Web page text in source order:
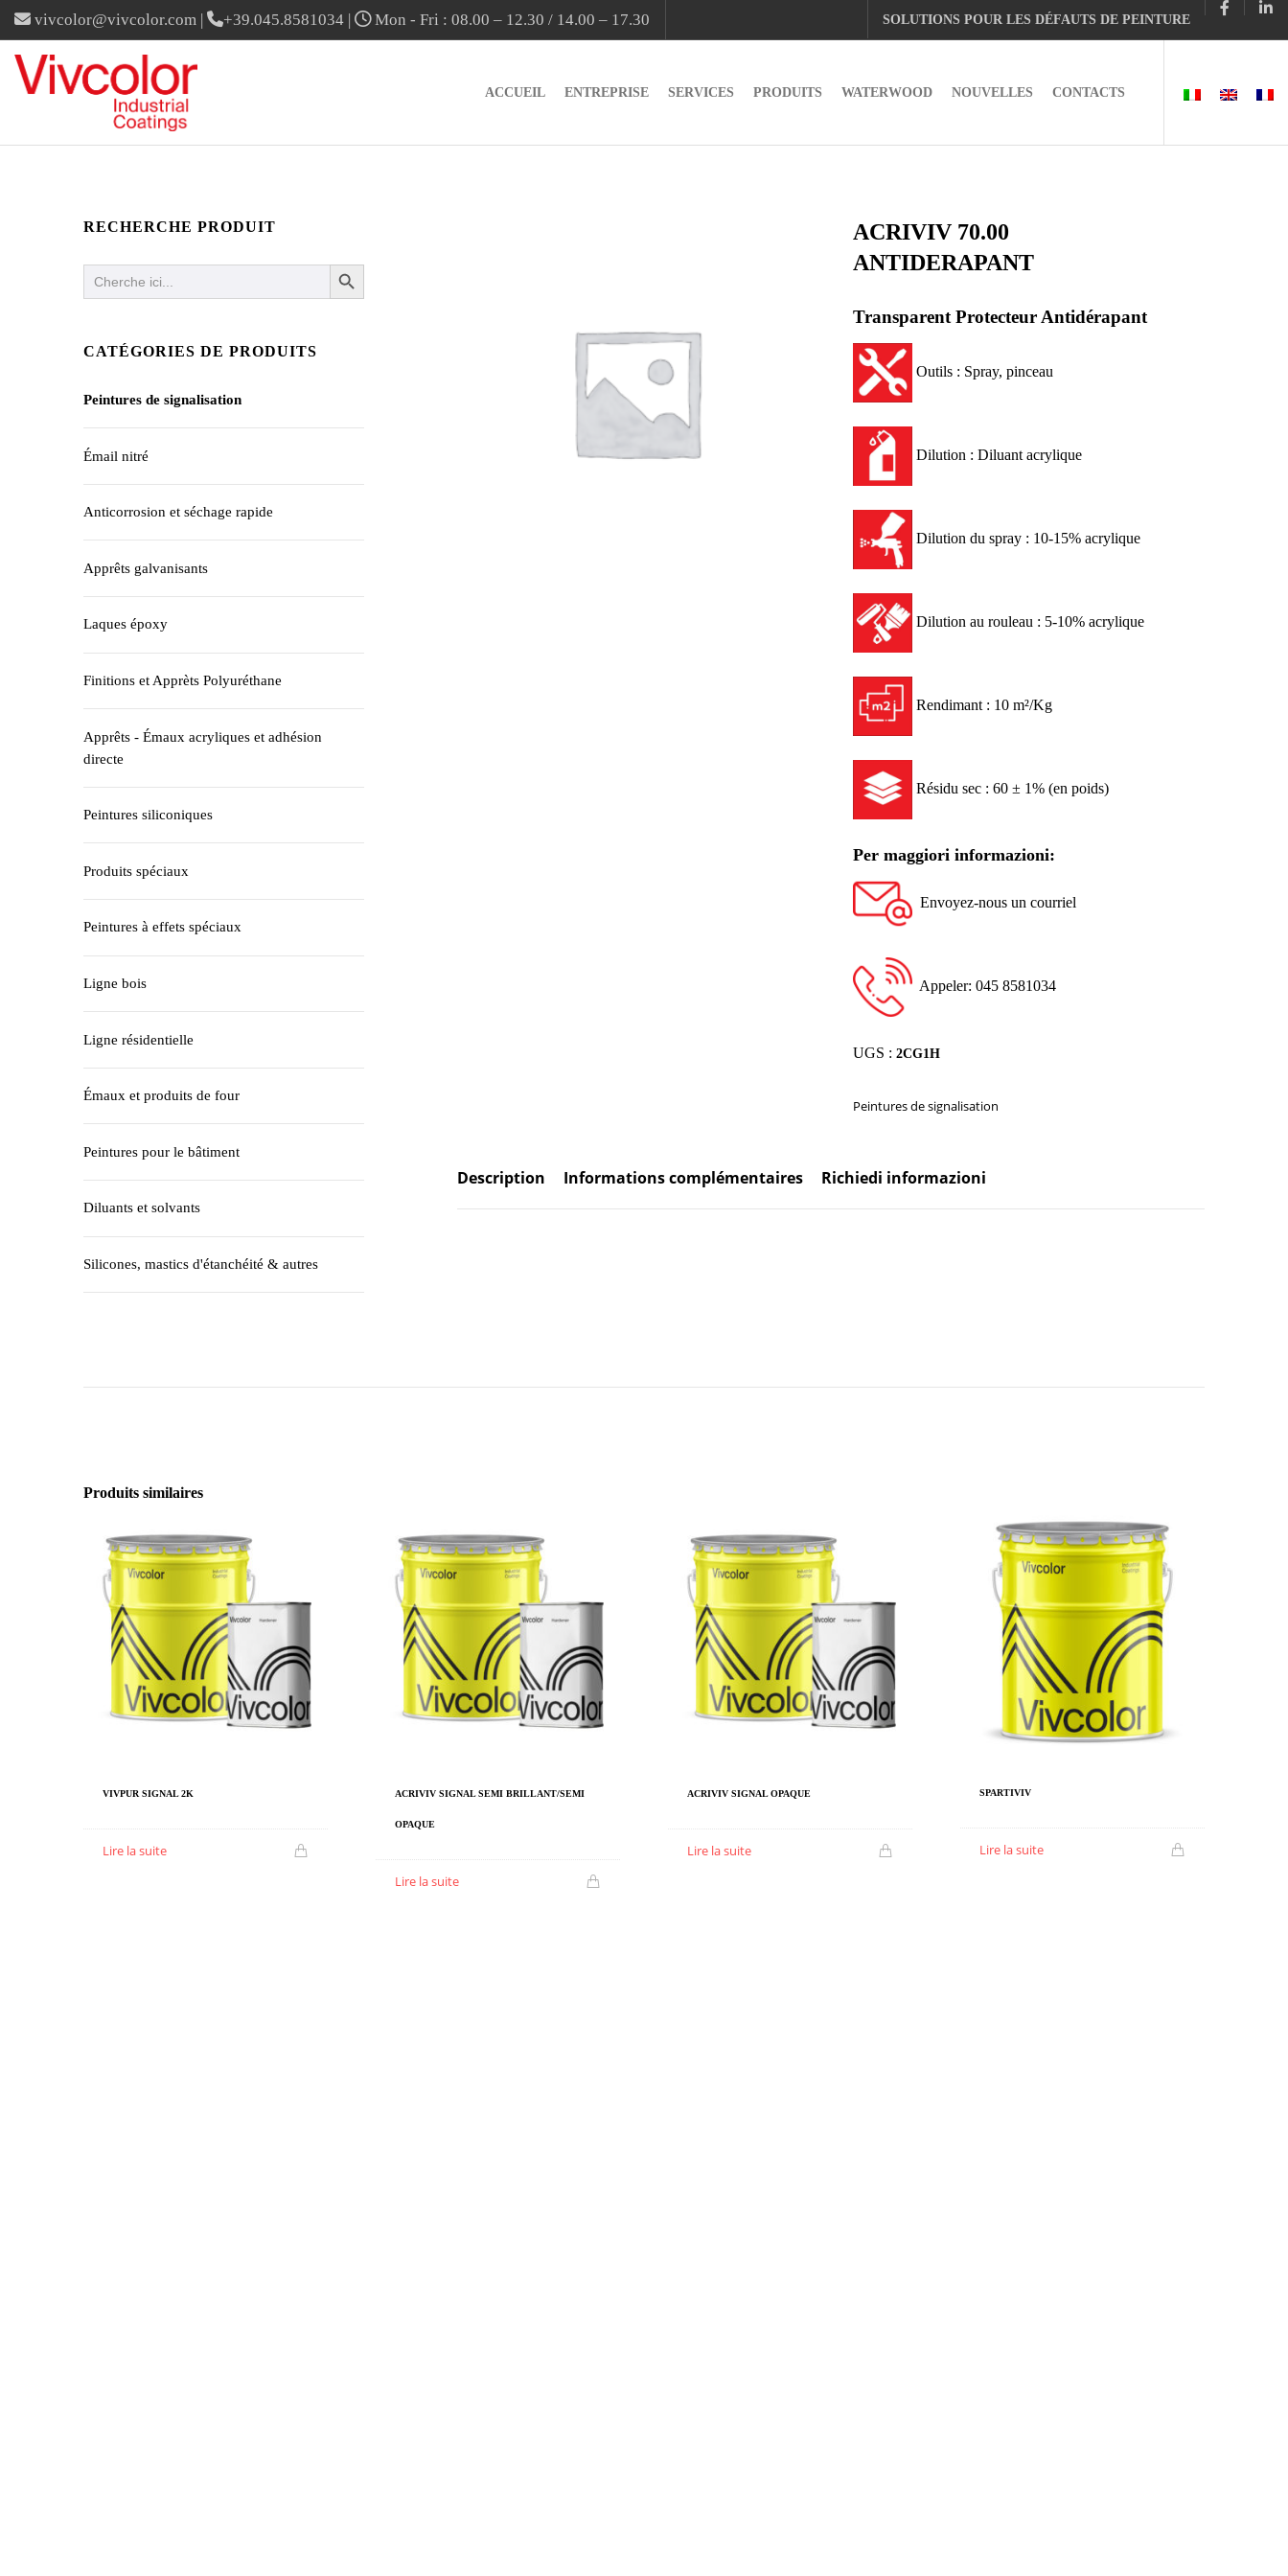
vivcolor@vivcolor.com | +39.045.8581034 | Mon - Fri : 08.00 – 12.30 / 14.00 – 17.30 SOLUTIONS POUR LES DÉFAUTS DE PEINTURE
ACCUEIL ENTREPRISE SERVICES PRODUITS WATERWOOD NOUVELLES CONTACTS
ACRIVIV 70.00
ANTIDERAPANT
Transparent Protecteur Antidérapant
Outils : Spray, pinceau
Dilution : Diluant acrylique
Dilution du spray : 10-15% acrylique
Dilution au rouleau : 5-10% acrylique
Rendimant : 10 m²/Kg
Résidu sec : 60 ± 1% (en poids)
Per maggiori informazioni:
Envoyez-nous un courriel
Appeler: 045 8581034
UGS :2CG1H
Peintures de signalisation
Description Informations complémentaires Richiedi informazioni
RECHERCHE PRODUIT
Search
for:
SEARCH BUTTON
CATÉGORIES DE PRODUITS
Peintures de signalisation
Émail nitré
Anticorrosion et séchage rapide
Apprêts galvanisants
Laques époxy
Finitions et Apprèts Polyuréthane
Apprêts - Émaux acryliques et adhésion
directe
Peintures siliconiques
Produits spéciaux
Peintures à effets spéciaux
Ligne bois
Ligne résidentielle
Émaux et produits de four
Peintures pour le bâtiment
Diluants et solvants
Silicones, mastics d'étanchéité & autres
Produits similaires
VIVPUR SIGNAL 2K
Lire la suite
ACRIVIV SIGNAL SEMI BRILLANT/SEMI
OPAQUE
Lire la suite
ACRIVIV SIGNAL OPAQUE
Lire la suite
SPARTIVIV
Lire la suite